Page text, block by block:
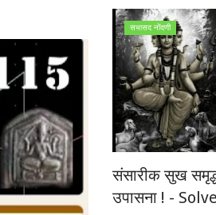
सभासद नोंदणी
संसारीक सुख
उपासना ! -